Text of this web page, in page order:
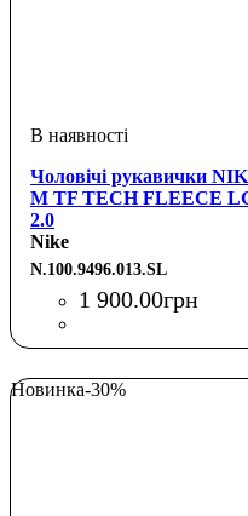
Чоловічі рукавички
M TF TECH FLEECE
2.0
BLACK/BLACK/BLACK
S
Nike
N.100.9496.013.SL
1 900.00грн
Новинка-30%